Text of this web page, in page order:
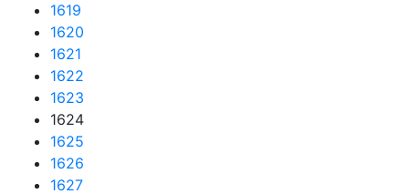
1619
1620
1621
1622
1623
1624
1625
1626
1627